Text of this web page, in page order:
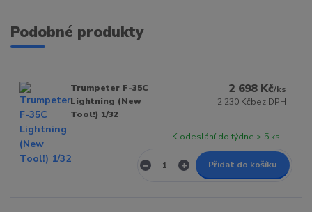
Podobné produkty
Trumpeter F-35C
Lightning (New
Tool!) 1/32
2 698 Kč/ks
2 230 Kčbez DPH
K odeslání do týdne > 5 ks
Přidat do košíku